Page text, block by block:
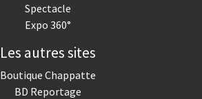
Spectacle
Expo 360°
Les autres sites
Boutique Chappatte
BD Reportage